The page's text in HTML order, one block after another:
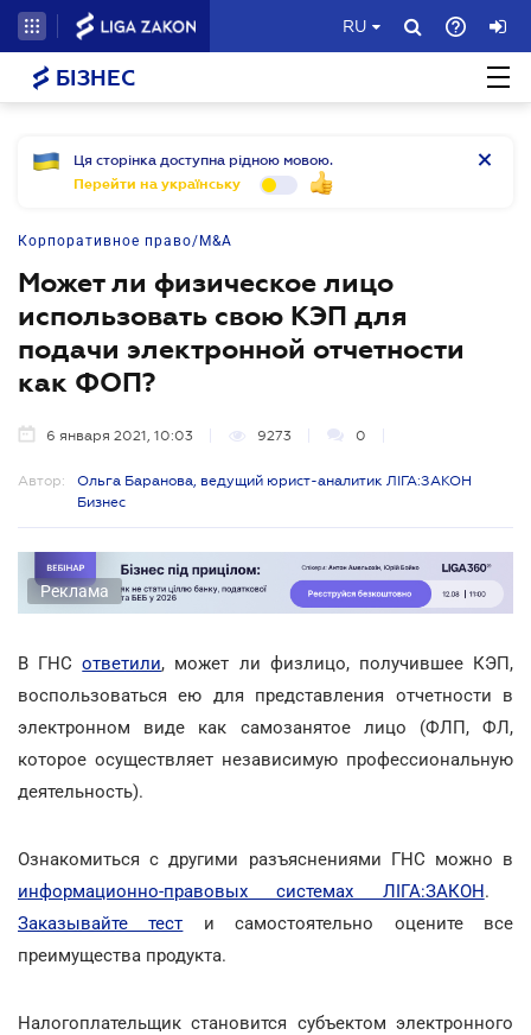
RU
БІЗНЕС
Ця сторінка доступна рідною мовою.
Перейти на українську
Корпоративное право/M&A
Может ли физическое лицо
использовать свою КЭП для
подачи электронной отчетности
как ФОП?
6 января 2021, 10:03 9273 0
Автор:
Ольга Баранова, ведущий юрист-аналитик ЛІГА:ЗАКОН
Бизнес
Реклама
В ГНСответили, может ли физлицо, получившее КЭП,
воспользоваться ею для представления отчетности в
электронном виде как самозанятое лицо (ФЛП, ФЛ,
которое осуществляет независимую профессиональную
деятельность).
Ознакомиться с другими разъяснениями ГНС можно в
информационно-правовых системах ЛІГА:ЗАКОН.
Заказывайте тест и самостоятельно оцените все
преимущества продукта.
Налогоплательщик становится субъектом электронного